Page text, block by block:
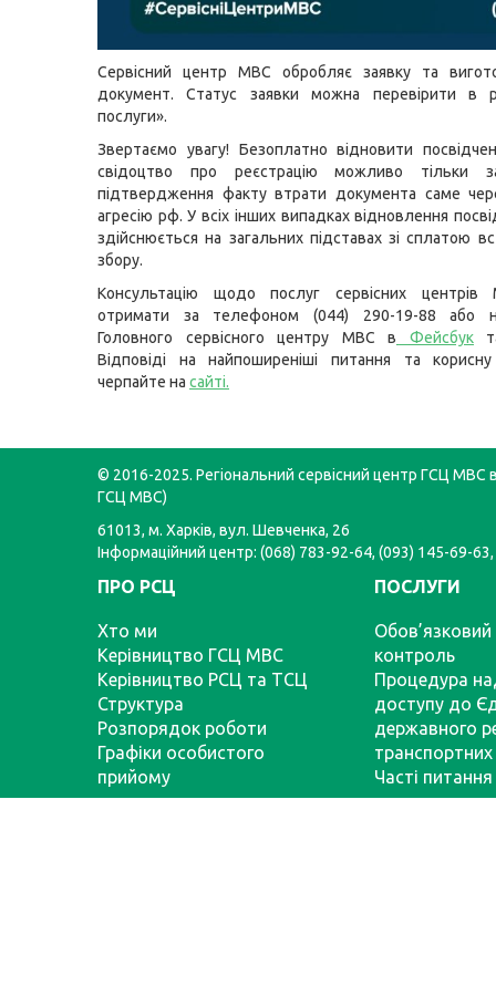
Сервісний центр МВС обробляє заявку та
документ. Статус заявки можна перевірити в
послуги».
Звертаємо увагу! Безоплатно відновити
свідоцтво про реєстрацію можливо тільки
підтвердження факту втрати документа саме
агресію рф. У всіх інших випадках відновлення
здійснюється на загальних підставах зі сплатою
збору.
Консультацію щодо послуг сервісних
отримати за телефоном (044) 290-19-88 або
Головного сервісного центру МВС в
Фейсбук
Відповіді на найпоширеніші питання та
черпайте на сайті.
© 2016-2025. Регіональний сервісний центр ГСЦ МВС в
ГСЦ МВС)
61013, м. Харків, вул. Шевченка, 26
Інформаційний центр: (068) 783-92-64, (093) 145-69-
ПРО РСЦ
Хто ми
Керівництво ГСЦ МВС
Керівництво РСЦ та ТСЦ
Структура
Розпорядок роботи
Графіки особистого
прийому
ПОСЛУГИ
Обов’язковий
контроль
Процедура
доступу до
державного
транспортних
Часті питання